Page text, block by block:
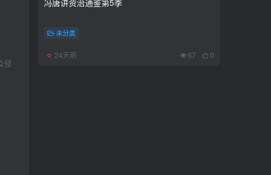
侵
冯唐讲资治通鉴第5季
未分类
24天前 67 0